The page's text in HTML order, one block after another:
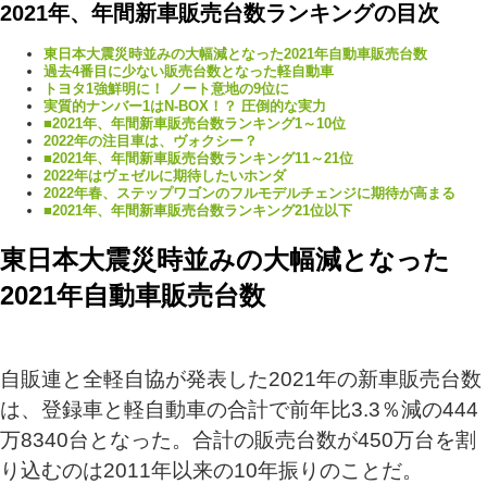
2021年、年間新車販売台数ランキングの目次
東日本大震災時並みの大幅減となった2021年自動車販売台数
過去4番目に少ない販売台数となった軽自動車
トヨタ1強鮮明に！ ノート意地の9位に
実質的ナンバー1はN-BOX！？ 圧倒的な実力
■2021年、年間新車販売台数ランキング1～10位
2022年の注目車は、ヴォクシー？
■2021年、年間新車販売台数ランキング11～21位
2022年はヴェゼルに期待したいホンダ
2022年春、ステップワゴンのフルモデルチェンジに期待が高まる
■2021年、年間新車販売台数ランキング21位以下
東日本大震災時並みの大幅減となった
2021年自動車販売台数
自販連と全軽自協が発表した2021年の新車販売台数
は、登録車と軽自動車の合計で前年比3.3％減の444
万8340台となった。合計の販売台数が450万台を割
り込むのは2011年以来の10年振りのことだ。